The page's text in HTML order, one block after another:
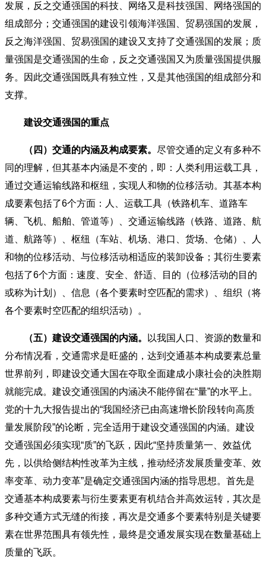
发展，反之交通强国的科技、网络又是科技强国、网络强国的
组成部分；交通强国的建设引领海洋强国、贸易强国的发展，
反之海洋强国、贸易强国的建设又支持了交通强国的发展；质
量强国是交通强国的生命，反之交通强国又为质量强国提供服
务。因此交通强国既具有独立性，又是其他强国的组成部分和
支撑。
建设交通强国的重点
（四）交通的内涵及构成要素。 尽管交通的定义有多种不
同的理解，但其基本内涵是不变的，即：人类利用运载工具，
通过交通运输线路和枢纽，实现人和物的位移活动。其基本构
成要素包括了6个方面：人、运载工具（铁路机车、道路车
辆、飞机、船舶、管道等）、交通运输线路（铁路、道路、航
道、航路等）、枢纽（车站、机场、港口、货场、仓储）、人
和物的位移活动、与位移活动相适应的装卸设备；其衍生要素
包括了6个方面：速度、安全、舒适、目的（位移活动的目的
或称为计划）、信息（各个要素时空匹配的需求）、组织（将
各个要素时空匹配的组织活动）。
（五）建设交通强国的内涵。
以我国人口、资源的数量和
分布情况看，交通需求是旺盛的，达到交通基本构成要素总量
世界前列，即建设交通大国在夺取全面建成小康社会的决胜期
就能完成。建设交通强国的内涵决不能停留在“量”的水平上。
党的十九大报告提出的“我国经济已由高速增长阶段转向高质
量发展阶段”的论断，完全适用于建设交通强国的内涵。建设
交通强国必须实现“质”的飞跃，因此“坚持质量第一、效益优
先，以供给侧结构性改革为主线，推动经济发展质量变革、效
率变革、动力变革”是确定交通强国内涵的指导思想。首先是
交通基本构成要素与衍生要素更有机结合并高效运转，其次是
多种交通方式无缝的衔接，再次是交通多个要素特别是关键要
素在世界范围具有领先性，最终是交通发展实现在数量基础上
质量的飞跃。